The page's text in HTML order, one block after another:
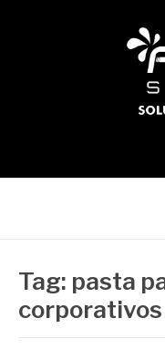
Tag: pasta
corporativos